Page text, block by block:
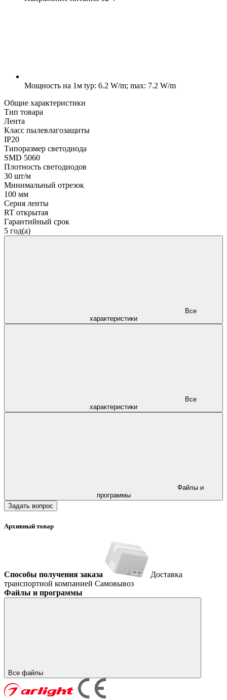
Мощность на 1м typ: 6.2 W/m; max: 7.2 W/m
Общие характеристики
Тип товара
Лента
Класс пылевлагозащиты
IP20
Типоразмер светодиода
SMD 5060
Плотность светодиодов
30 шт/м
Минимальный отрезок
100 мм
Серия ленты
RT открытая
Гарантийный срок
5 год(а)
характеристики
характеристики
программы
Задать вопрос
Архивный товар
Способы получения заказа
Доставка
транспортной компанией Самовывоз
Файлы и программы
Все файлы